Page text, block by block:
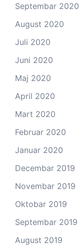
Septembar 2020
August 2020
Juli 2020
Juni 2020
Maj 2020
April 2020
Mart 2020
Februar 2020
Januar 2020
Decembar 2019
Novembar 2019
Oktobar 2019
Septembar 2019
August 2019